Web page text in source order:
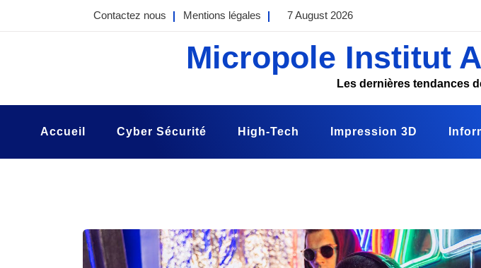
Contactez nous Mentions légales 7 August 2026
Micropole Institut
Les dernières tendances
Accueil Cyber Sécurité High-Tech Impression 3D